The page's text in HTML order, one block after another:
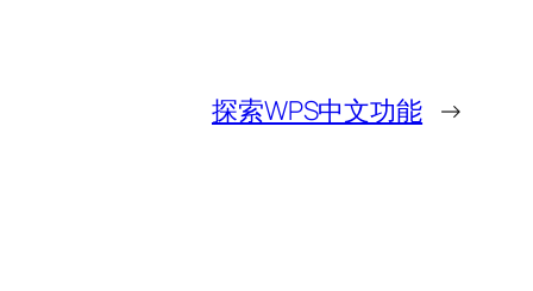
探索WPS中文功能 →